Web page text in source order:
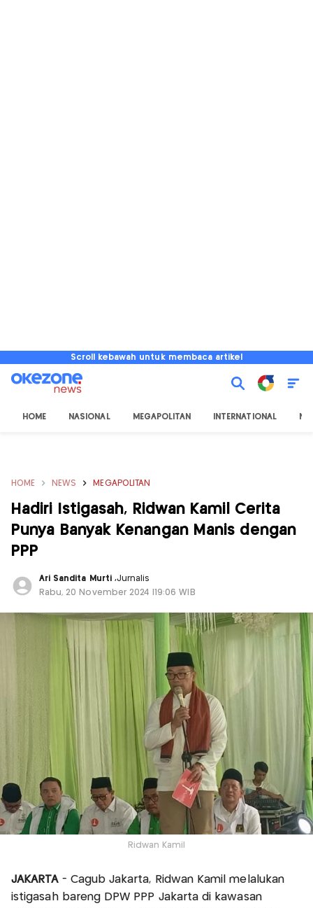
Scroll kebawah untuk membaca artikel
HOME NASIONAL MEGAPOLITAN INTERNATIONAL
HOME NEWS MEGAPOLITAN
Hadiri Istigasah, Ridwan Kamil Cerita
Punya Banyak Kenangan Manis dengan
PPP
Ari Sandita Murti ,Jurnalis
Rabu, 20 November 2024 |19:06 WIB
Ridwan Kamil
JAKARTA - Cagub Jakarta, Ridwan Kamil melalukan
istigasah bareng DPW PPP Jakarta di kawasan